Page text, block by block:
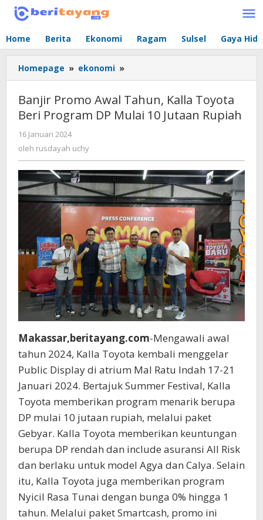
Lewati
Home Berita Ekonomi Ragam Sulsel Gaya
Homepage » ekonomi »
Promo
Awal
Tahun,
Kalla
Mulai
10
Jutaan
Rupiah
Banjir Promo Awal Tahun, Kalla Toyota
Beri Program DP Mulai 10 Jutaan Rupiah
16 Januari 2024
rusdayah
uchy
oleh rusdayah uchy
Makassar,beritayang.com-Mengawali awal
tahun 2024, Kalla Toyota kembali menggelar
Public Display di atrium Mal Ratu Indah 17-21
Januari 2024. Bertajuk Summer Festival, Kalla
Toyota memberikan program menarik berupa
DP mulai 10 jutaan rupiah, melalui paket
Gebyar. Kalla Toyota memberikan keuntungan
berupa DP rendah dan include asuransi All Risk
dan berlaku untuk model Agya dan Calya. Selain
itu, Kalla Toyota juga memberikan program
Nyicil Rasa Tunai dengan bunga 0% hingga 1
tahun. Melalui paket Smartcash, promo ini